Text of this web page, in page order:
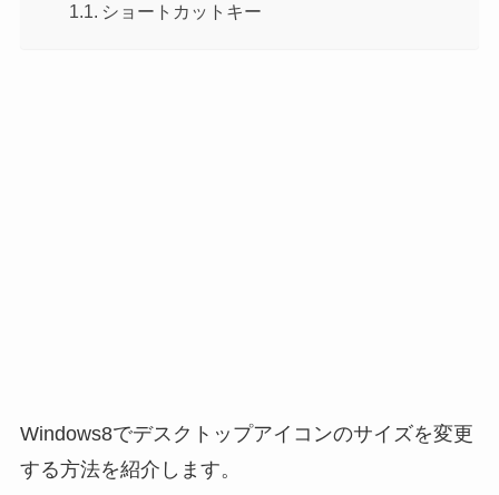
ショートカットキー
Windows8でデスクトップアイコンのサイズを変更
する方法を紹介します。